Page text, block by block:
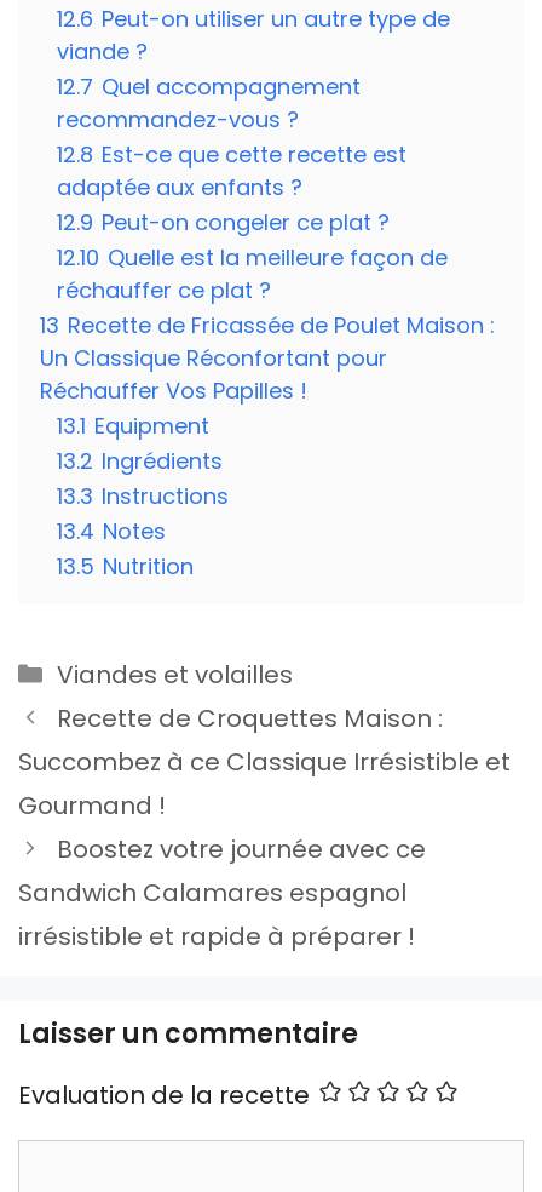
12.6 Peut-on utiliser un autre type de
viande ?
12.7 Quel accompagnement
recommandez-vous ?
12.8 Est-ce que cette recette est
adaptée aux enfants ?
12.9 Peut-on congeler ce plat ?
12.10 Quelle est la meilleure façon de
réchauffer ce plat ?
13 Recette de Fricassée de Poulet Maison :
Un Classique Réconfortant pour
Réchauffer Vos Papilles !
13.1 Equipment
13.2 Ingrédients
13.3 Instructions
13.4 Notes
13.5 Nutrition
Catégories
Viandes et volailles
Recette de Croquettes Maison :
Succombez à ce Classique Irrésistible et
Gourmand !
Boostez votre journée avec ce
Sandwich Calamares espagnol
irrésistible et rapide à préparer !
Laisser un commentaire
Evaluation de la recette